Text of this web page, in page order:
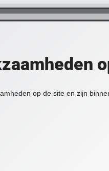
op de site en zijn